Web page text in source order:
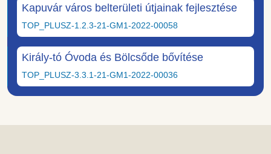
Kapuvár város belterületi útjainak fejlesztése
TOP_PLUSZ-1.2.3-21-GM1-2022-00058
Király-tó Óvoda és Bölcsőde bővítése
TOP_PLUSZ-3.3.1-21-GM1-2022-00036